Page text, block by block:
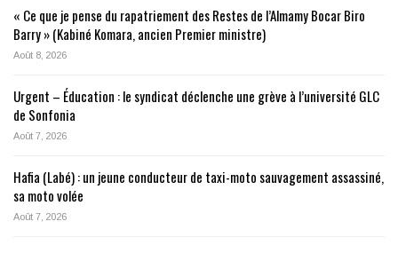
« Ce que je pense du rapatriement des Restes de l’Almamy Bocar Biro
Barry » (Kabiné Komara, ancien Premier ministre)
Août 8, 2026
Urgent – Éducation : le syndicat déclenche une grève à l’université GLC
de Sonfonia
Août 7, 2026
Hafia (Labé) : un jeune conducteur de taxi-moto sauvagement assassiné,
sa moto volée
Août 7, 2026